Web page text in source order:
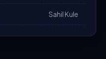
Sahil Kule